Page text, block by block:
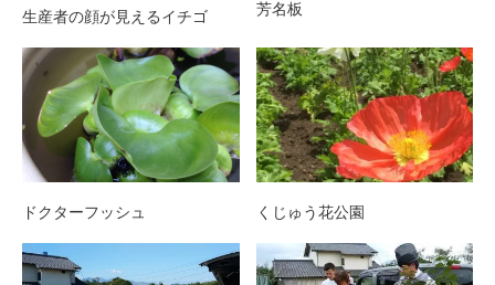
生産者の顔が見えるイチゴ 芳名板
ドクターフッシュ くじゅう花公園